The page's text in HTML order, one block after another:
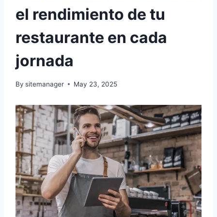
el rendimiento de tu
restaurante en cada
jornada
By sitemanager May 23, 2025